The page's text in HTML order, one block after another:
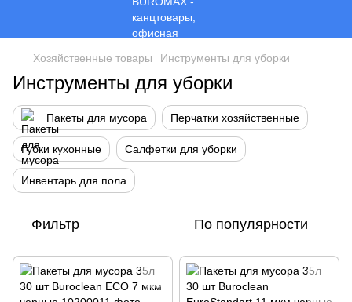
Хозяйственные товары Инструменты для уборки
Инструменты для уборки
Пакеты для мусора Перчатки хозяйственные
Губки кухонные Салфетки для уборки
Инвентарь для пола
Фильтр По популярности